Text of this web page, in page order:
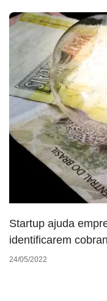
Startup ajuda
identificarem
24/05/2022